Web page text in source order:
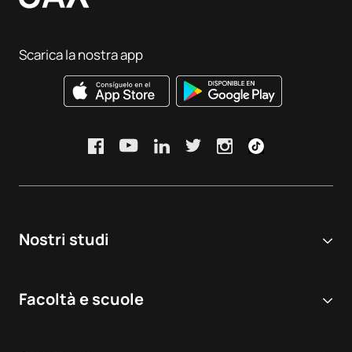
Nostri studi
Facoltà e scuole
Scarica la nostra app